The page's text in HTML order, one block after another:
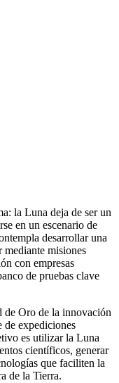
la Luna deja de ser un
en un escenario de
desarrollar una
mediante misiones
con empresas
de pruebas clave
de Oro de la innovación
expediciones
es utilizar la Luna
científicos, generar
que faciliten la
de la Tierra.